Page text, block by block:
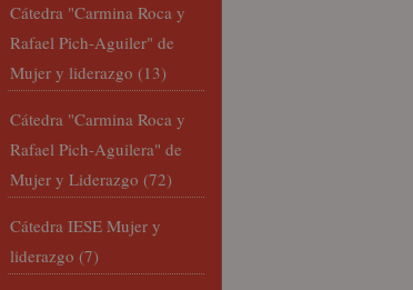
Cátedra "Carmina Roca y
Rafael Pich-Aguiler" de
Mujer y liderazgo (13)
Cátedra "Carmina Roca y
Rafael Pich-Aguilera" de
Mujer y Liderazgo (72)
Cátedra IESE Mujer y
liderazgo (7)